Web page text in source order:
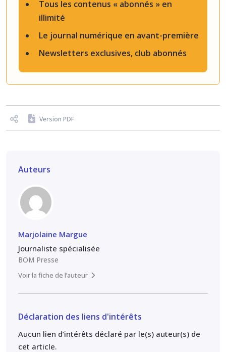
Tous les contenus « abonnés » en
illimité
Le journal numérique en avant-première
Newsletters exclusives, club abonnés
Version PDF
Auteurs
Marjolaine Margue
Journaliste spécialisée
BOM Presse
Voir la fiche de l’auteur
Déclaration des liens d'intérêts
Aucun lien d’intérêts déclaré par le(s) auteur(s) de
cet article.